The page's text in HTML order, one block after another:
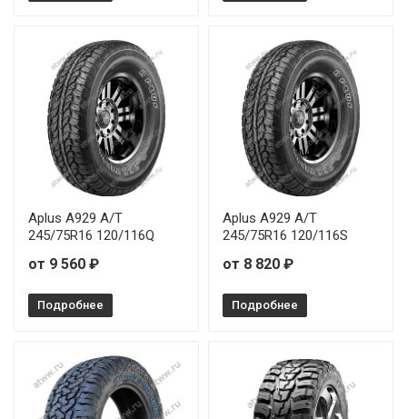
Aplus A929 A/T
245/75R16 120/116Q
от 9 560 ₽
Подробнее
Aplus A929 A/T
245/75R16 120/116S
от 8 820 ₽
Подробнее